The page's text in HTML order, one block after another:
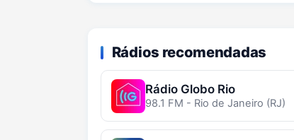
Rádios recomendadas
Rádio Globo Rio
98.1 FM - Rio de Janeiro (RJ)